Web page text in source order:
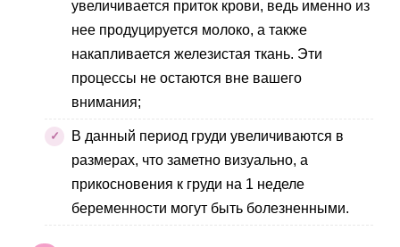
увеличивается приток крови, ведь именно из
нее продуцируется молоко, а также
накапливается железистая ткань. Эти
процессы не остаются вне вашего
внимания;
В данный период груди увеличиваются в
размерах, что заметно визуально, а
прикосновения к груди на 1 неделе
беременности могут быть болезненными.